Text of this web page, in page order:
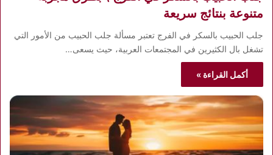
متنوعة بنتائج سريعة
جلب الحبيب بالسكر في الفرج تعتبر مسألة جلب الحبيب من الأمور التي
تشغل بال الكثيرين في المجتمعات العربية، حيث يسعى…
أكمل القراءة »